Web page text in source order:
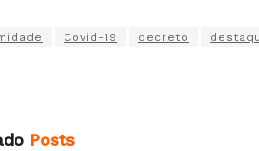
Covid-19 decreto
Posts